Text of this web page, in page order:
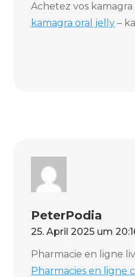
Achetez vos
kamagra oral jelly –
PeterPodia
25. April 2025 um
Pharmacie en ligne
Pharmacies en ligne